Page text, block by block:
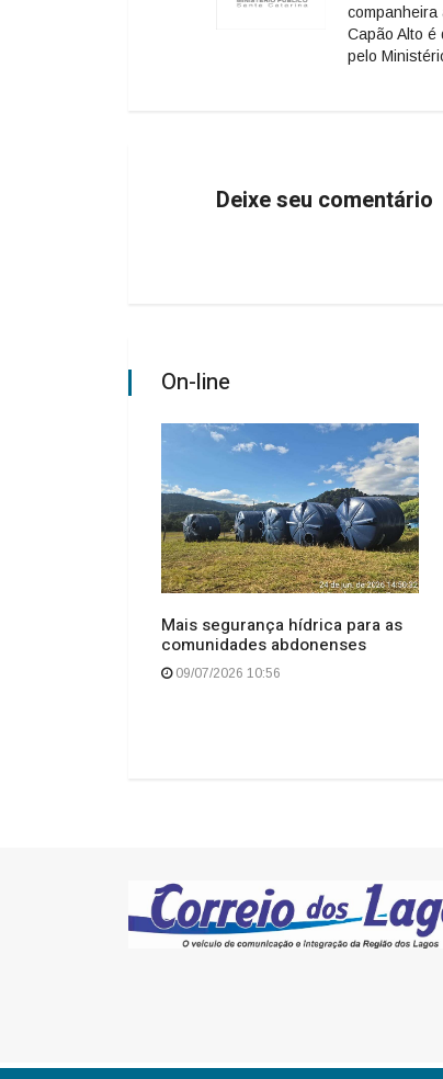
companheira
Capão Alto é
pelo
Deixe seu comentário
On-line
Mais segurança hídrica para as
comunidades abdonenses
09/07/2026 10:56